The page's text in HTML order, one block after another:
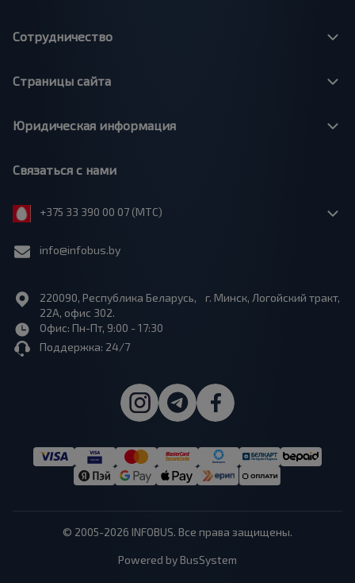
Сотрудничество
Страницы сайта
Юридическая информация
Связаться с нами
+375 33 390 00 07 (МТС)
info@infobus.by
220090, Республика Беларусь, г. Минск, Логойский тракт,
22А, офис 302.
Офис: Пн-Пт, 9:00 - 17:30
Поддержка: 24/7
© 2005-2026 INFOBUS. Все права защищены.
Powered by BusSystem